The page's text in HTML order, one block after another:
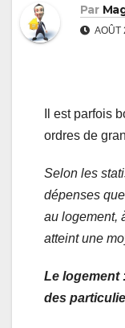
Par
AOÛT
Il est parfois
ordres de
Selon les
dépenses
au logement,
atteint une
Le logement
des